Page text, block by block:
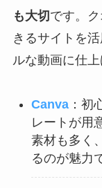
も大切です。
きるサイトを
ルな動画に仕上
Canva：初
レートが用
素材も多く
るのが魅力